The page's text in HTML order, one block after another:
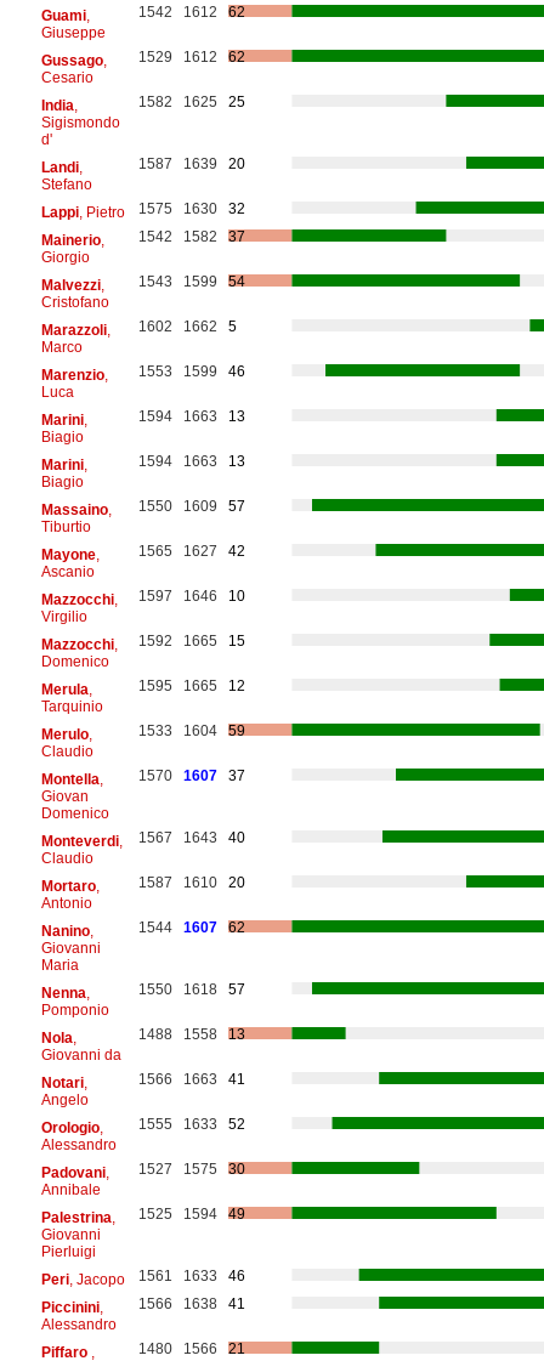
Guami,
Giuseppe
1542 1612 62
Gussago,
Cesario
1529 1612 62
India
Sigismondo
d'
1582 1625 25
Landi,
Stefano
1587 1639 20
Lappi, Pietro 1575 1630
32
Mainerio,
Giorgio
1542 1582 37
Malvezzi,
Cristofano
1543 1599 54
Marazzoli,
Marco
1602 1662 5
Marenzio,
Luca
1553 1599 46
Marini,
Biagio
1594 1663 13
Marini,
Biagio
1594 1663 13
Massaino,
Tiburtio
1550 1609 57
Mayone,
Ascanio
1565 1627 42
Mazzocchi,
Virgilio
1597 1646 10
Mazzocchi,
Domenico
1592 1665 15
Merula
Tarquinio
1595 1665 12
Merulo,
Claudio
1533 1604 59
Montella
Giovan
Domenico
1570 1607 37
Monteverdi,
Claudio
1567 1643 40
Mortaro,
Antonio
1587 1610 20
Nanino,
Giovanni
Maria
1544 1607 62
Nenna
Pomponio
1550 1618 57
Nola
Giovanni da
1488 1558 13
Notari,
Angelo
1566 1663 41
Orologio,
Alessandro
1555 1633 52
Padovani,
Annibale
1527 1575 30
Palestrina
Giovanni
Pierluigi
1525 1594 49
Peri, Jacopo 1561 1633
46
Piccinini,
Alessandro
1566 1638 41
Piffaro 1480 1566 21